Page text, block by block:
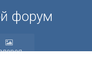
форум